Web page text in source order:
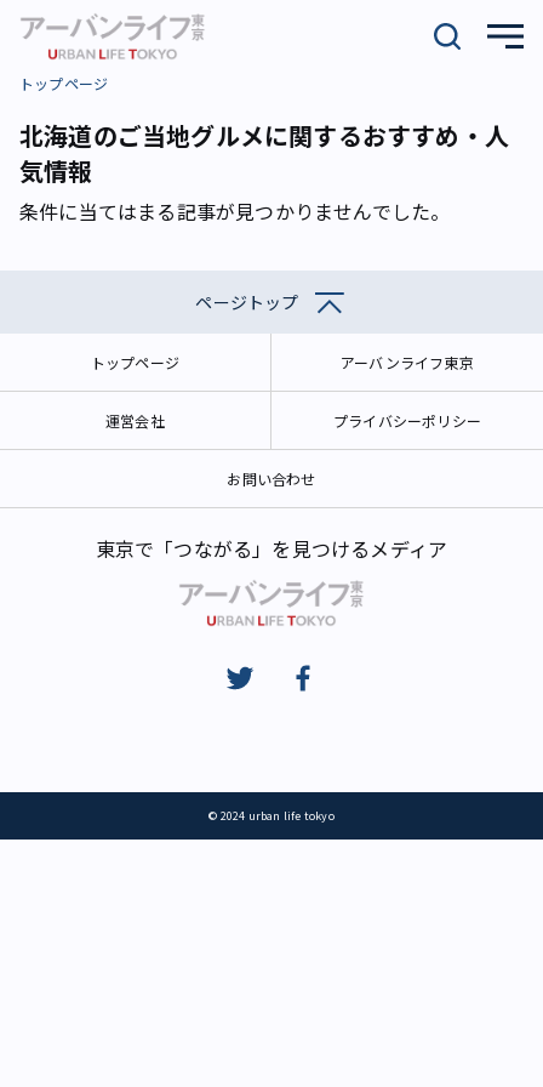
トップページ
北海道のご当地グルメに関するおすすめ・人
気情報
条件に当てはまる記事が見つかりませんでした。
ページトップ
トップページ アーバンライフ東京
運営会社 プライバシーポリシー
お問い合わせ
東京で「つながる」を見つけるメディア
© 2024 urban life tokyo